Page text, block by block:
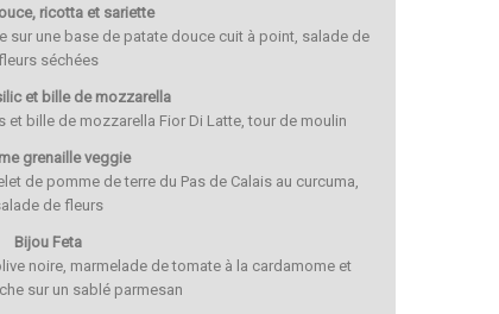
ricotta et sariette
sur une base de patate douce cuit à point, salade de
séchées
et bille de mozzarella
bille de mozzarella Fior Di Latte, tour de moulin
grenaille veggie
de pomme de terre du Pas de Calais au curcuma,
de fleurs
Bijou Feta
noire, marmelade de tomate à la cardamome et
sur un sablé parmesan